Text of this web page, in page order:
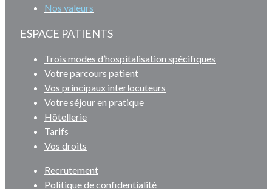
Nos valeurs
ESPACE PATIENTS
Trois modes d’hospitalisation spécifiques
Votre parcours patient
Vos principaux interlocuteurs
Votre séjour en pratique
Hôtellerie
Tarifs
Vos droits
Recrutement
Politique de confidentialité